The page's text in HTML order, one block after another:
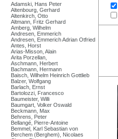
Adamski, Hans Peter
Altenbourg, Gerhard
Altenkirch, Otto
Altmann, Fritz Gerhard
Amberg, Wilhelm
Andresen, Emmerich
Andresen, Emmerich Adrian Otfried
Antes, Horst
Arias-Misson, Alain
Arita Porzellan,
Aschmann, Herbert
Bachmann, Hermann
Baisch, Wilhelm Heinrich Gottlieb
Balzer, Wolfgang
Barlach, Ernst
Bartolozzi, Francesco
Baumeister, Willi
Baumgart, Volker Oswald
Beckmann, Max
Behrens, Peter
Bellangé, Pierre-Antoine
Bemmel, Karl Sebastian von
Berchem (Berghem), Nicolaes